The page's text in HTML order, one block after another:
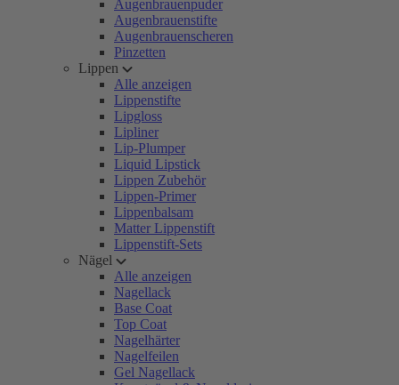
Augenbrauenpuder
Augenbrauenstifte
Augenbrauenscheren
Pinzetten
Lippen
Alle anzeigen
Lippenstifte
Lipgloss
Lipliner
Lip-Plumper
Liquid Lipstick
Lippen Zubehör
Lippen-Primer
Lippenbalsam
Matter Lippenstift
Lippenstift-Sets
Nägel
Alle anzeigen
Nagellack
Base Coat
Top Coat
Nagelhärter
Nagelfeilen
Gel Nagellack